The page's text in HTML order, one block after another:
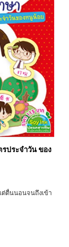
ประจำวัน ของ
ตื่นนอนจนถึงเข้า